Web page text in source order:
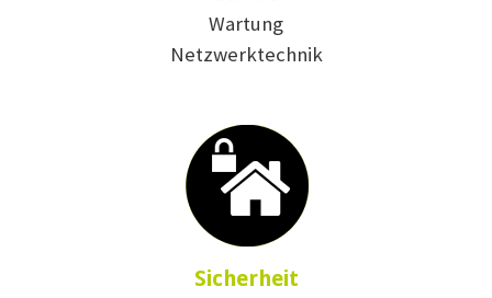
Wartung
Netzwerktechnik
Sicherheit